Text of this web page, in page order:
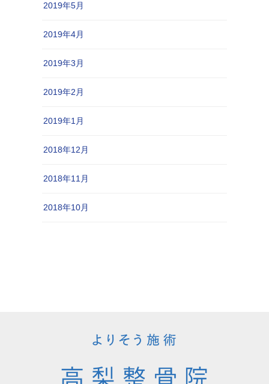
2019年5月
2019年4月
2019年3月
2019年2月
2019年1月
2018年12月
2018年11月
2018年10月